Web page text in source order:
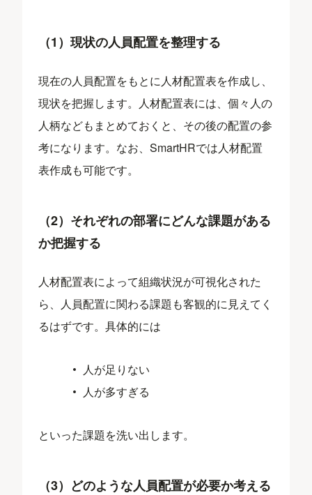
（1）現状の人員配置を整理する
現在の人員配置をもとに人材配置表を作成し、
現状を把握します。人材配置表には、個々人の
人柄などもまとめておくと、その後の配置の参
考になります。なお、SmartHRでは人材配置
表作成も可能です。
（2）それぞれの部署にどんな課題がある
か把握する
人材配置表によって組織状況が可視化された
ら、人員配置に関わる課題も客観的に見えてく
るはずです。具体的には
人が足りない
人が多すぎる
といった課題を洗い出します。
（3）どのような人員配置が必要か考える